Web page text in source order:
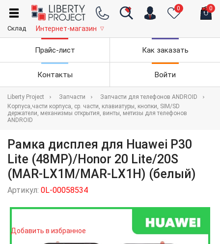
0 0
Склад Интернет-магазин ▽
Прайс-лист Как заказать
Контакты Войти
Liberty Project Запчасти
Запчасти для телефонов ANDROID
Корпуса,части корпуса, ср. части, клавиатуры, кнопки, SIM/SD
держатели, механизмы открытия, винты, метизы для телефонов
ANDROID
Рамка дисплея для Huawei P30
Lite (48MP)/Honor 20 Lite/20S
(MAR-LX1M/MAR-LX1H) (белый)
Артикул: 0L-00058534
Добавить в избранное